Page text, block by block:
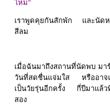
ไหม"
เราพูดคุยกันสักพัก และนัดห
สีลม
เมื่อฉันมาถึงสถานที่นัดพบ มา
วันที่สดชื่นแจ่มใส หรืออาจเ
เป็นวัยรุ่นอีกครั้ง กี่ปีมาแล้ว
สอง